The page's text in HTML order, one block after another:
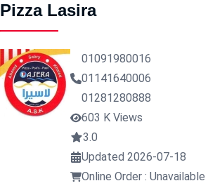
Pizza Lasira
01091980016
01141640006
01281280888
603 K Views
3.0
Updated 2026-07-18
Online Order : Unavailable